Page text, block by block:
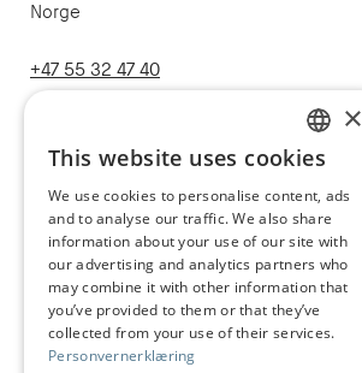
Norge
+47 55 32 47 40
Information
Terms & conditions
Shipping and delivery
Right of withdrawal
Claims
NORWEGIAN
ENGLISH
×
This website uses cookies
We use cookies to personalise content, ads
and to analyse our traffic. We also share
information about your use of our site with
our advertising and analytics partners who
may combine it with other information that
you’ve provided to them or that they’ve
collected from your use of their services.
Personvernerklæring